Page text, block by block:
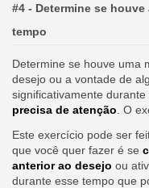
#4 - Determine se
tempo
Determine se houve uma
desejo ou a vontade de
significativamente durante
precisa de atenção . O
Este exercício pode ser
que você quer fazer é se
anterior ao desejo ou
durante esse tempo que